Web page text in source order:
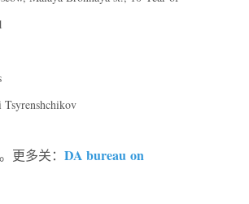
。更多关： DA bureau on